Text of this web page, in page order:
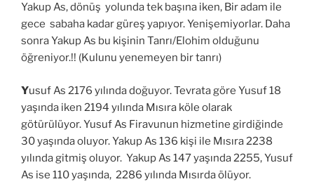
Yakup As, dönüş yolunda tek başına iken, Bir adam ile
gece sabaha kadar güreş yapıyor. Yenişemiyorlar. Daha
sonra Yakup As bu kişinin Tanrı/Elohim olduğunu
öğreniyor.!! (Kulunu yenemeyen bir tanrı)
Yusuf As 2176 yılında doğuyor. Tevrata göre Yusuf 18
yaşında iken 2194 yılında Mısıra köle olarak
götürülüyor. Yusuf As Firavunun hizmetine girdiğinde
30 yaşında oluyor. Yakup As 136 kişi ile Mısıra 2238
yılında gitmiş oluyor. Yakup As 147 yaşında 2255, Yusuf
As ise 110 yaşında, 2286 yılında Mısırda ölüyor.